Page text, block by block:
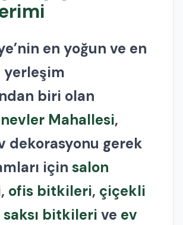
en yoğun ve en
yerleşim
biri olan
Mahallesi,
dekorasyonu gerek
için salon
, ofis bitkileri, çiçekli
saksı bitkileri ve ev